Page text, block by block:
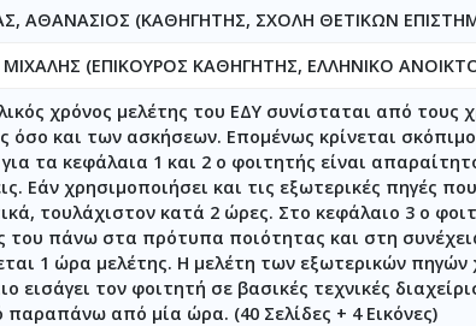
ΑΘΑΝΑΣΙΟΣ (ΚΑΘΗΓΗΤΗΣ, ΣΧΟΛΗ ΘΕΤΙΚΩΝ
(ΕΠΙΚΟΥΡΟΣ ΚΑΘΗΓΗΤΗΣ, ΕΛΛΗΝΙΚΟ
χρόνος μελέτης του ΕΔΥ συνίσταται από τους
όσο και των ασκήσεων. Επομένως κρίνεται
τα κεφάλαια 1 και 2 ο φοιτητής είναι
Εάν χρησιμοποιήσει και τις εξωτερικές πηγές
τουλάχιστον κατά 2 ώρες. Στο κεφάλαιο 3 ο
του πάνω στα πρότυπα ποιότητας και στη
1 ώρα μελέτης. Η μελέτη των εξωτερικών
εισάγει τον φοιτητή σε βασικές τεχνικές
παραπάνω από μία ώρα. (40 Σελίδες + 4 Εικόνες)